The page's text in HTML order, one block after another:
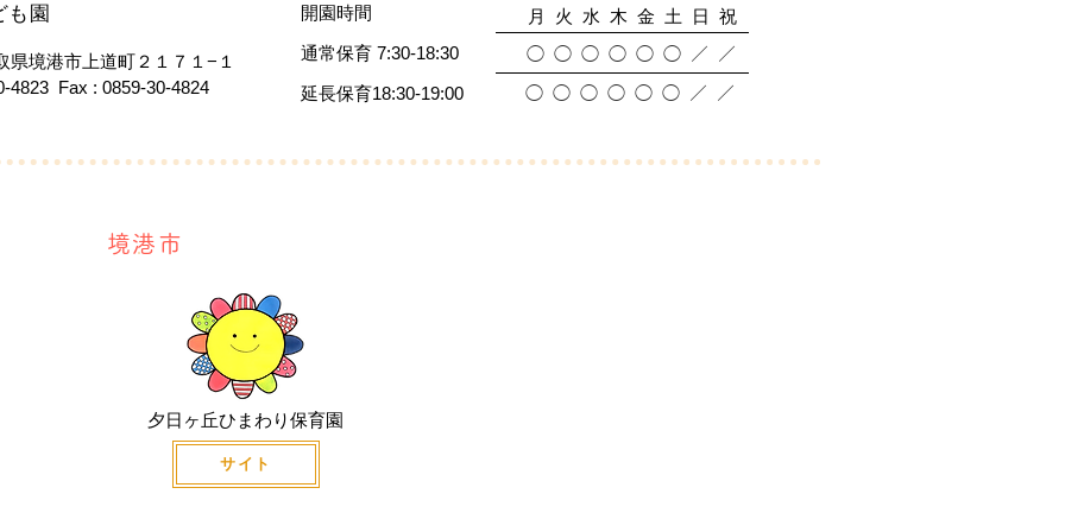
も園
県境港市上道町２１７１−１
4823 Fax : 0859-30-4824
​開園時間
通常保育 7:30-18:30
延長保育18:30-19:00
月 火 水 木 金 土 日 祝
◯ ◯ ◯ ◯ ◯ ◯ ／ ／
◯ ◯ ◯ ◯ ◯ ◯ ／ ／
夕日ヶ丘ひまわり保育園
サイト
境港市